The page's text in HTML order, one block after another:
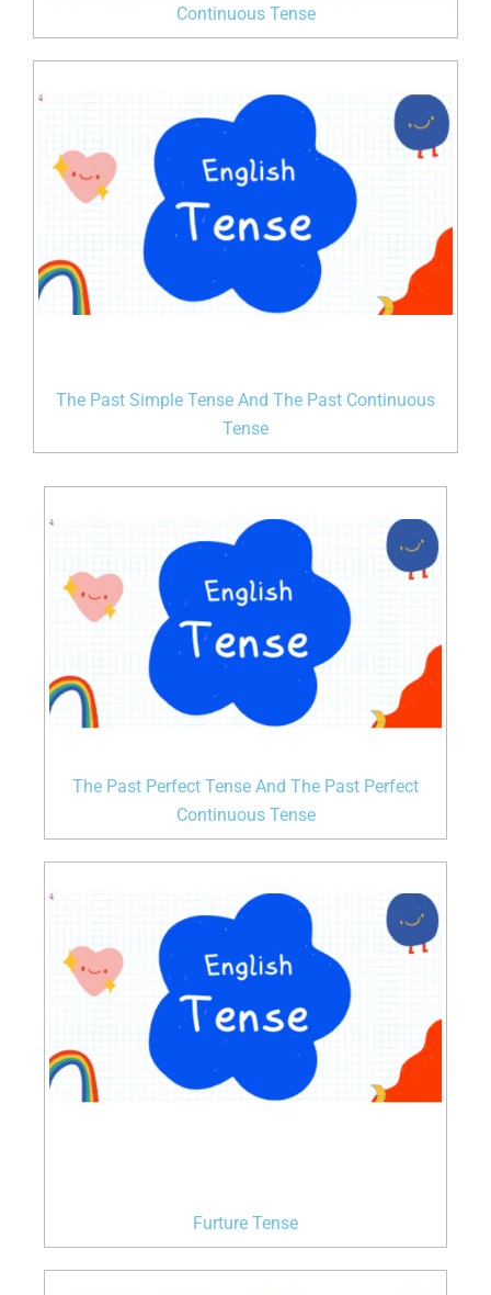
Continuous Tense
The Past Simple Tense And The Past Continuous
Tense
The Past Perfect Tense And The Past Perfect
Continuous Tense
Furture Tense